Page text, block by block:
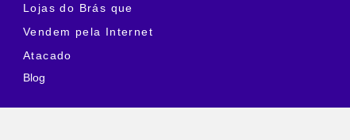
Lojas do Brás que
Vendem pela Internet
Atacado
Blog